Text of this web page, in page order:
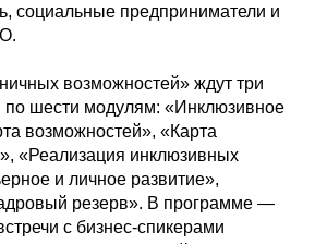
социальные предприниматели и
возможностей» ждут три
по шести модулям: «Инклюзивное
возможностей», «Карта
«Реализация инклюзивных
и личное развитие»,
резерв». В программе —
с бизнес-спикерами